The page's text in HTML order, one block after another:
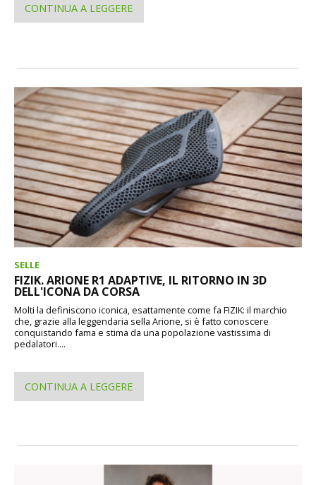
CONTINUA A LEGGERE
SELLE
FIZIK. ARIONE R1 ADAPTIVE, IL RITORNO IN 3D
DELL'ICONA DA CORSA
Molti la definiscono iconica, esattamente come fa FIZIK: il marchio
che, grazie alla leggendaria sella Arione, si è fatto conoscere
conquistando fama e stima da una popolazione vastissima di
pedalatori....
CONTINUA A LEGGERE